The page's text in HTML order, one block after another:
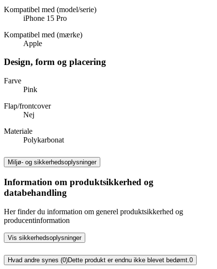
Kompatibel med (model/serie)
iPhone 15 Pro
Kompatibel med (mærke)
Apple
Design, form og placering
Farve
Pink
Flap/frontcover
Nej
Materiale
Polykarbonat
Miljø- og sikkerhedsoplysninger
Information om produktsikkerhed og
databehandling
Her finder du information om generel produktsikkerhed og
producentinformation
Vis sikkerhedsoplysninger
Hvad andre synes (0)Dette produkt er endnu ikke blevet bedømt.0